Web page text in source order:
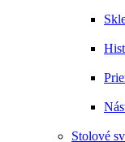
Stolové